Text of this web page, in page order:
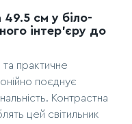
49.5 см у біло-
інтер'єру до
практичне
поєднує
Контрастна
цей світильник